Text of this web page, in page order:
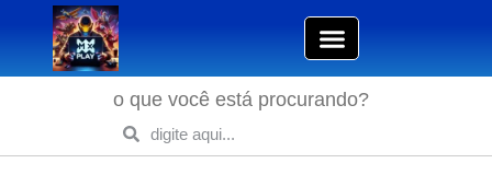
o que você está procurando?